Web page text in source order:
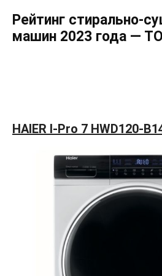
Рейтинг стирально-
машин 2023 года —
HAIER I-Pro 7 HWD120-